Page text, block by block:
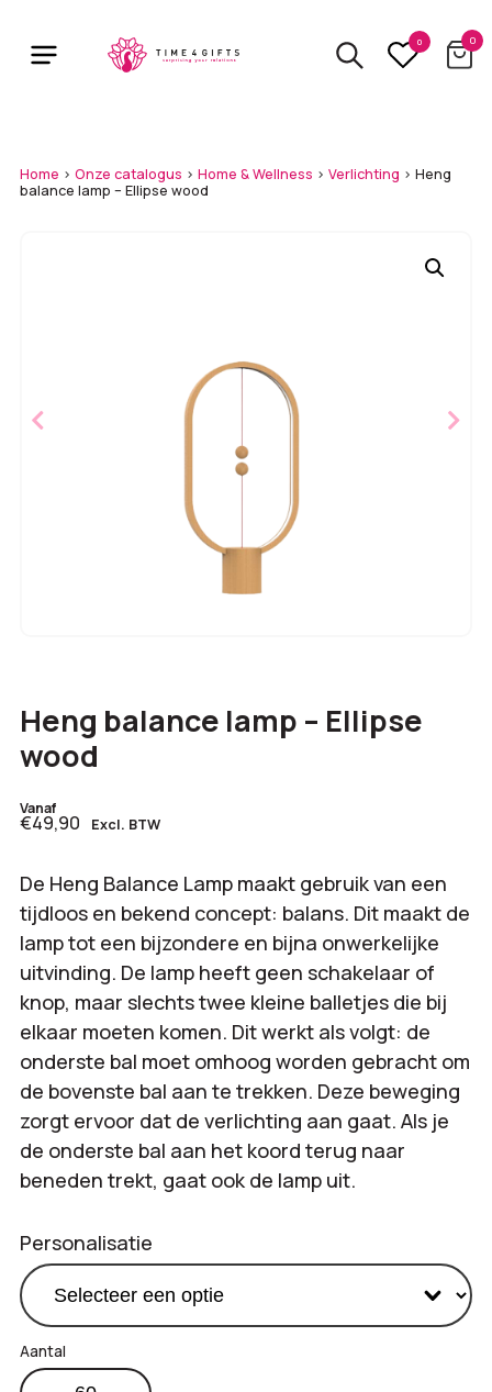
main
0 0
Home > Onze catalogus > Home & Wellness > Verlichting > Heng
balance lamp – Ellipse wood
Heng balance lamp – Ellipse
wood
Vanaf
€49,90 Excl. BTW
De Heng Balance Lamp maakt gebruik van een
tijdloos en bekend concept: balans. Dit maakt de
lamp tot een bijzondere en bijna onwerkelijke
uitvinding. De lamp heeft geen schakelaar of
knop, maar slechts twee kleine balletjes die bij
elkaar moeten komen. Dit werkt als volgt: de
onderste bal moet omhoog worden gebracht om
de bovenste bal aan te trekken. Deze beweging
zorgt ervoor dat de verlichting aan gaat. Als je
de onderste bal aan het koord terug naar
beneden trekt, gaat ook de lamp uit.
Personalisatie
Heng